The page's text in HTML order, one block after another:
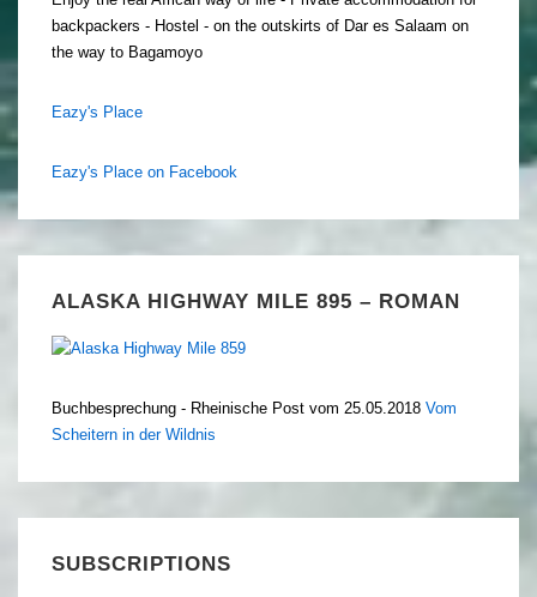
backpackers - Hostel - on the outskirts of Dar es Salaam on
the way to Bagamoyo
Eazy's Place
Eazy's Place on Facebook
ALASKA HIGHWAY MILE 895 – ROMAN
Buchbesprechung - Rheinische Post vom 25.05.2018 Vom
Scheitern in der Wildnis
SUBSCRIPTIONS